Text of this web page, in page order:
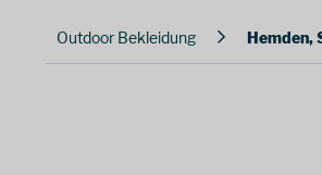
Outdoor Bekleidung Hemden,